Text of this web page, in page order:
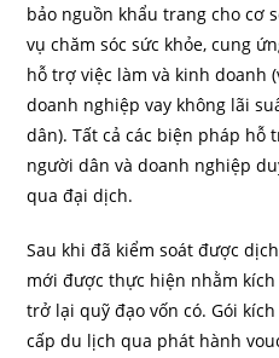
bảo nguồn khẩu trang cho cơ
vụ chăm sóc sức khỏe, cung
hỗ trợ việc làm và kinh doanh
doanh nghiệp vay không lãi
dân). Tất cả các biện pháp
người dân và doanh nghiệp
qua đại dịch.
Sau khi đã kiểm soát được
mới được thực hiện nhằm
trở lại quỹ đạo vốn có. Gói
cấp du lịch qua phát hành